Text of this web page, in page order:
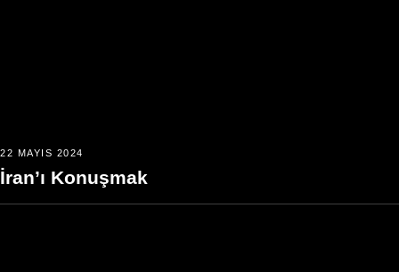
22 MAYIS 2024
İran’ı Konuşmak